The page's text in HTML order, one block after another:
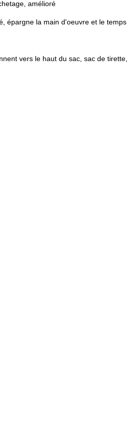
amélioré
épargne la main d'oeuvre et le temps.
vers le haut du sac, sac de tirette,